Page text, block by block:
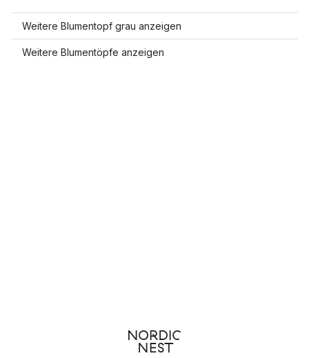
Weitere Blumentopf grau anzeigen
Weitere Blumentöpfe anzeigen